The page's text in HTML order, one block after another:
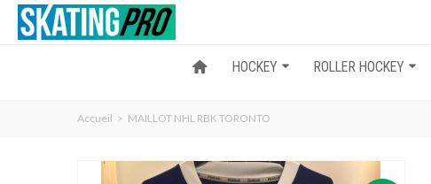
HOCKEY ROLLER HOCKEY
Accueil > MAILLOT NHL RBK TORONTO